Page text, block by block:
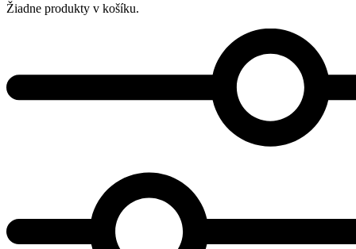
Žiadne produkty v košíku.